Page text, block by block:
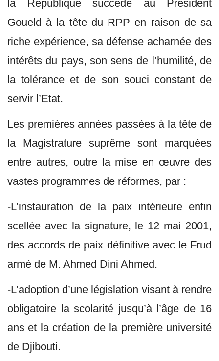
la République succède au Président
Goueld à la tête du RPP en raison de sa
riche expérience, sa défense acharnée des
intérêts du pays, son sens de l’humilité, de
la tolérance et de son souci constant de
servir l’Etat.
Les premières années passées à la tête de
la Magistrature suprême sont marquées
entre autres, outre la mise en œuvre des
vastes programmes de réformes, par :
-L’instauration de la paix intérieure enfin
scellée avec la signature, le 12 mai 2001,
des accords de paix définitive avec le Frud
armé de M. Ahmed Dini Ahmed.
-L’adoption d’une législation visant à rendre
obligatoire la scolarité jusqu’à l’âge de 16
ans et la création de la première université
de Djibouti.